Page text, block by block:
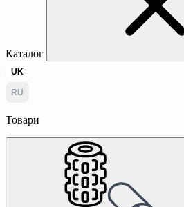
Каталог
UK
RU
Товари